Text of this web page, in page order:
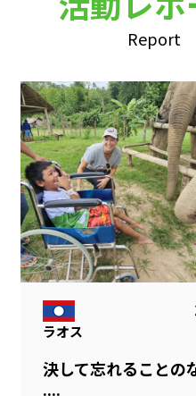
Report
ラオス
決して忘れることの
....